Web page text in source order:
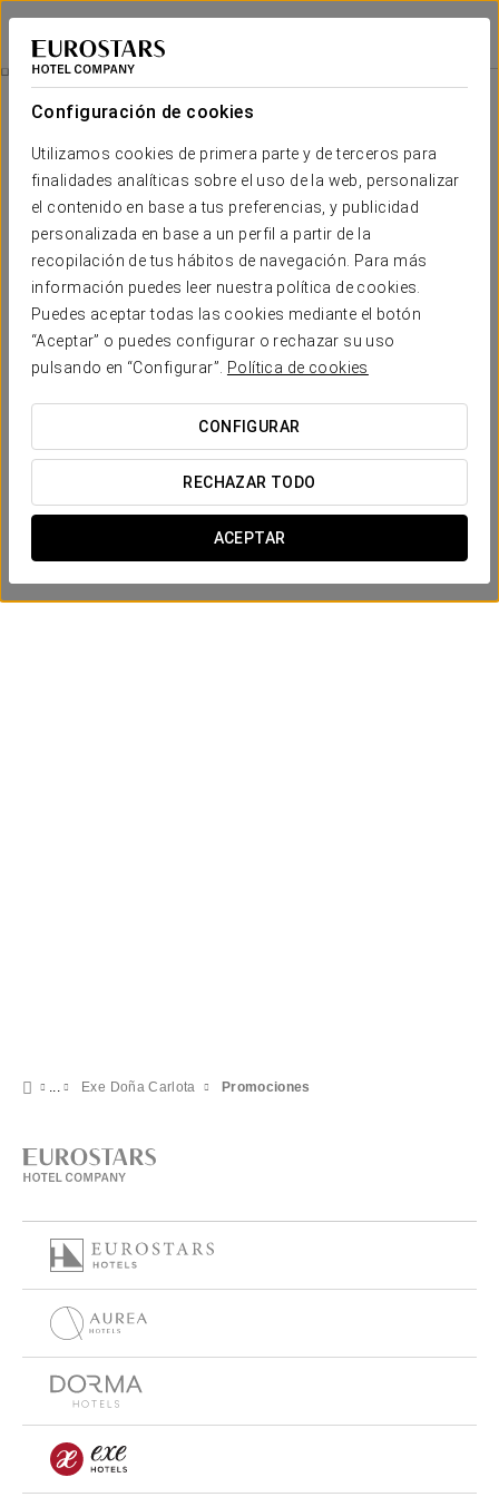
Configuración de cookies
Utilizamos cookies de primera parte y de terceros para
finalidades analíticas sobre el uso de la web, personalizar
el contenido en base a tus preferencias, y publicidad
personalizada en base a un perfil a partir de la
recopilación de tus hábitos de navegación. Para más
información puedes leer nuestra política de cookies.
Puedes aceptar todas las cookies mediante el botón
“Aceptar” o puedes configurar o rechazar su uso
pulsando en “Configurar”.
Política de cookies
CONFIGURAR
RECHAZAR TODO
ACEPTAR
Exe Doña Carlota
CIUDAD REAL
Promociones
Promociones
Experiencia romántica
12 €
Exe Doña Carlota Promociones